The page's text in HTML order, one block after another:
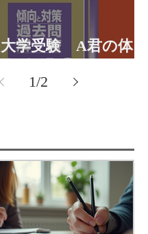
大学受験 A君の体
1/2